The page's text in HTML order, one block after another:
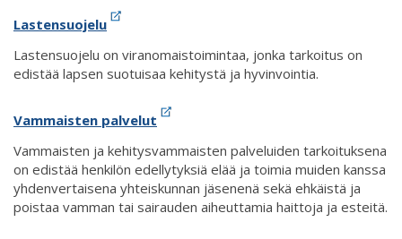
Lastensuojelu
Lastensuojelu on viranomaistoimintaa, jonka tarkoitus on
edistää lapsen suotuisaa kehitystä ja hyvinvointia.
Vammaisten palvelut
Vammaisten ja kehitysvammaisten palveluiden tarkoituksena
on edistää henkilön edellytyksiä elää ja toimia muiden kanssa
yhdenvertaisena yhteiskunnan jäsenenä sekä ehkäistä ja
poistaa vamman tai sairauden aiheuttamia haittoja ja esteitä.